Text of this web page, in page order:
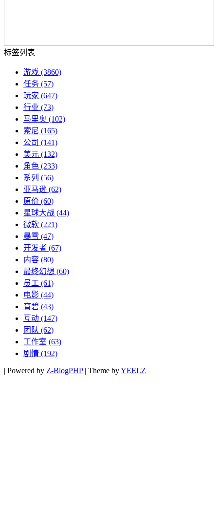
标签列表
游戏 (3860)
任务 (57)
玩家 (647)
行业 (73)
马里奥 (102)
索尼 (165)
公司 (141)
美元 (132)
角色 (233)
系列 (56)
亚马逊 (62)
原价 (60)
星球大战 (44)
微软 (221)
暴雪 (47)
开发者 (67)
内容 (80)
最终幻想 (60)
员工 (61)
电影 (44)
育碧 (43)
互动 (147)
团队 (62)
工作室 (63)
剧情 (192)
| Powered by Z-BlogPHP | Theme byYEELZ